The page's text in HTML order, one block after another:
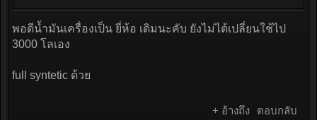
พอดีน้ำมันเครื่องเป็น ยี่ห้อ เดิมนะคับ ยังไม่ได้เปลี่ยนใช้ไป
3000 โลเอง
full syntetic ด้วย
+ อ้างถึง ตอบกลับ